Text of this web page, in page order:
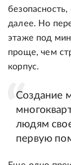
далее. Но
этаже под
проще, чем
корпус.
Создание
людям
первую